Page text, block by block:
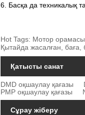
6. Басқа да техникалық
Hot Tags: Мотор
Қытайда жасалған,
Қатысты санат
DMD оқшаулау қағазы
PMP оқшаулау қағазы
Сұрау жіберу